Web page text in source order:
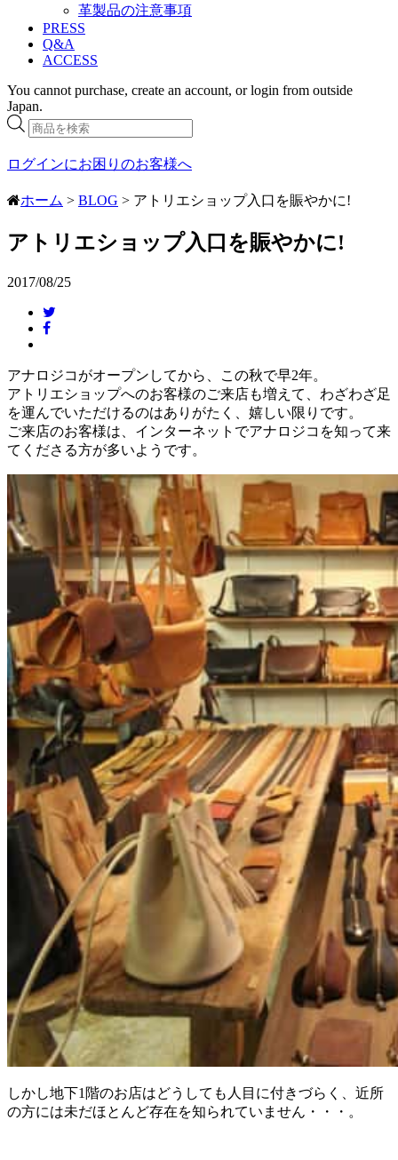
革製品の注意事項
PRESS
Q&A
ACCESS
You cannot purchase, create an account, or login from outside
Japan.
商
品
検
ログインにお困りのお客様へ
ホーム > BLOG > アトリエショップ入口を賑やかに!
アトリエショップ入口を賑やかに!
2017/08/25
アナロジコがオープンしてから、この秋で早2年。
アトリエショップへのお客様のご来店も増えて、わざわざ足
を運んでいただけるのはありがたく、嬉しい限りです。
ご来店のお客様は、インターネットでアナロジコを知って来
てくださる方が多いようです。
しかし地下1階のお店はどうしても人目に付きづらく、近所
の方には未だほとんど存在を知られていません・・・。